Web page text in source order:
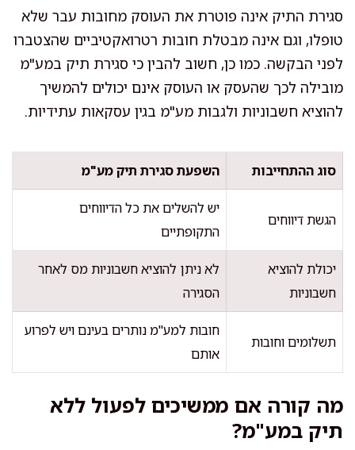
סגירת התיק אינה פוטרת את העוסק מחובות עבר שלא
טופלו, וגם אינה מבטלת חובות רטרואקטיביים שהצטברו
לפני הבקשה. כמו כן, חשוב להבין כי סגירת תיק במע"מ
מובילה לכך שהעסק או העוסק אינם יכולים להמשיך
להוציא חשבוניות ולגבות מע"מ בגין עסקאות עתידיות.
סוג ההתחייבות השפעת סגירת תיק מע"מ
הגשת דיווחים
יש להשלים את כל הדיווחים
התקופתיים
יכולת להוציא
חשבוניות
לא ניתן להוציא חשבוניות מס לאחר
הסגירה
תשלומים וחובות
חובות למע"מ נותרים בעינם ויש לפרוע
אותם
מה קורה אם ממשיכים לפעול ללא
תיק במע"מ?